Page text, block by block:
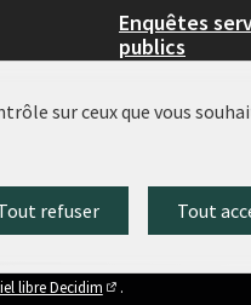
Enquêtes
publics
libre Decidim .
sur ceux que vous
Tout
refuser